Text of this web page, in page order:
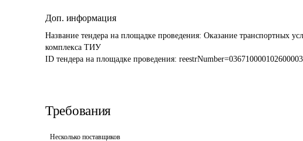
Доп. информация
Название тендера на площадке проведения: Оказание транспортных
комплекса ТИУ
ID тендера на площадке проведения:
Требования
Несколько поставщиков